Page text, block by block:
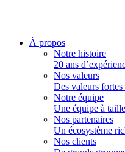
À propos
Notre histoire
20 ans
Nos valeurs
Des valeurs
Notre équipe
Une équipe à
Nos partenaires
Un écosystème
Nos clients